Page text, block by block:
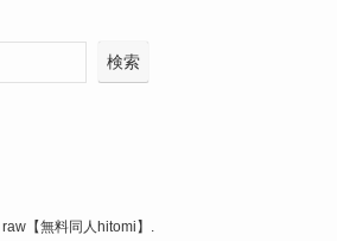
検索
raw【無料同人hitomi】.